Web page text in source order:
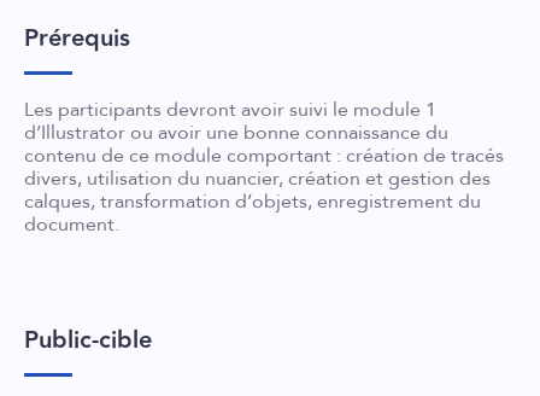
Prérequis
Les participants devront avoir suivi le module 1
d’Illustrator ou avoir une bonne connaissance du
contenu de ce module comportant : création de tracés
divers, utilisation du nuancier, création et gestion des
calques, transformation d’objets, enregistrement du
document.
Public-cible